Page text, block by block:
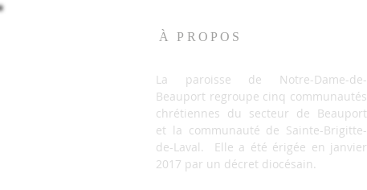
À PROPOS
La paroisse de Notre-Dame-de-
Beauport regroupe cinq communautés
chrétiennes du secteur de Beauport
et la communauté de Sainte-Brigitte-
de-Laval. Elle a été érigée en janvier
2017 par un décret diocésain.